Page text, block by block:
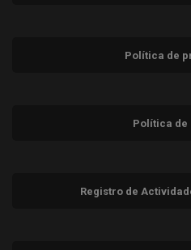
Política de
Política de
Registro de